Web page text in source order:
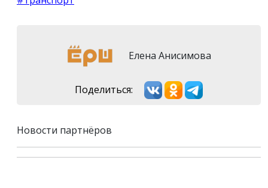
Елена Анисимова
Поделиться:
Новости партнёров